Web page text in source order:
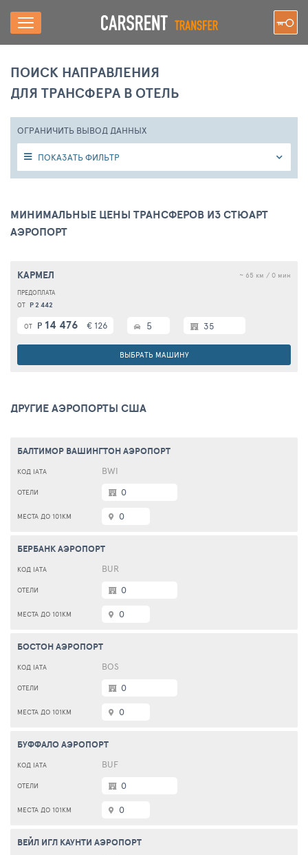
ПОИСК НАПРАВЛЕНИЯ
ДЛЯ ТРАНСФЕРА В ОТЕЛЬ
ОГРАНИЧИТЬ ВЫВОД ДАННЫХ
ПОКАЗАТЬ ФИЛЬТР
МИНИМАЛЬНЫЕ ЦЕНЫ ТРАНСФЕРОВ ИЗ СТЮАРТ
АЭРОПОРТ
КАРМЕЛ ~ 65 км / 0 мин
35
ОТ Р 14 476 € 126
ОТ Р 2 442
5
ВЫБРАТЬ МАШИНУ
ДРУГИЕ АЭРОПОРТЫ США
БАЛТИМОР ВАШИНГТОН АЭРОПОРТ
BWI
0
0
БЕРБАНК АЭРОПОРТ
BUR
0
0
БОСТОН АЭРОПОРТ
BOS
0
0
БУФФАЛО АЭРОПОРТ
BUF
0
0
ВЕЙЛ ИГЛ КАУНТИ АЭРОПОРТ